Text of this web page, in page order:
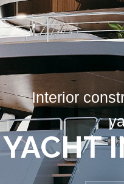
YACHT
Interior